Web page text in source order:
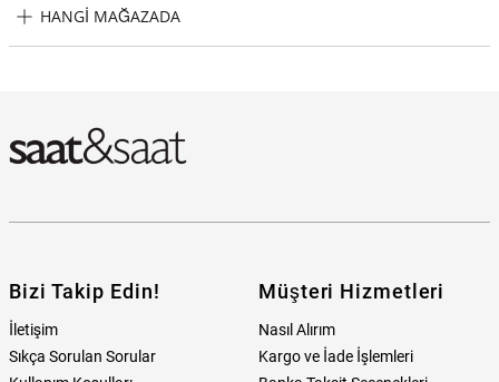
HANGI MAĞAZADA
Bizi Takip Edin!
İletişim
Sıkça Sorulan Sorular
Müşteri Hizmetleri
Nasıl Alırım
Kargo ve İade İşlemleri